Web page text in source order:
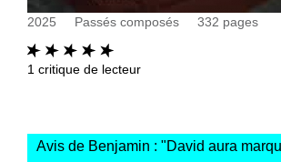
2025 Passés composés 332 pages
1 critique de lecteur
Avis de Benjamin : "David aura